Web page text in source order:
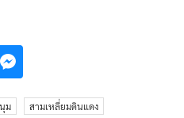
ม สามเหลี่ยมดินแดง